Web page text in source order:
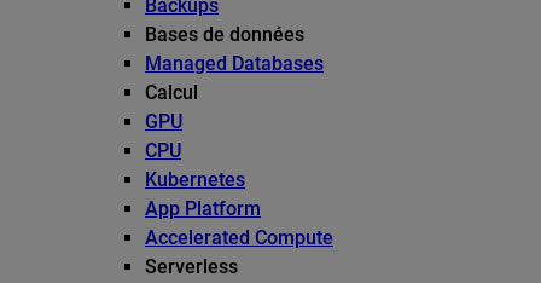
Backups
Bases de données
Managed Databases
Calcul
GPU
CPU
Kubernetes
App Platform
Accelerated Compute
Serverless